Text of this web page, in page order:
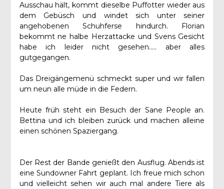
Ausschau hält, kommt dieselbe Puffotter wieder aus
dem Gebüsch und windet sich unter seiner
angehobenen Schuhferse hindurch. Florian
bekommt ne halbe Herzattacke und Svens Gesicht
habe ich leider nicht gesehen….. aber alles
gutgegangen.
Das Dreigängemenü schmeckt super und wir fallen
um neun alle müde in die Federn.
Heute früh steht ein Besuch der Sane People an.
Bettina und ich bleiben zurück und machen alleine
einen schönen Spaziergang.
Der Rest der Bande genießt den Ausflug. Abends ist
eine Sundowner Fahrt geplant. Ich freue mich schon
und vielleicht sehen wir auch mal andere Tiere als